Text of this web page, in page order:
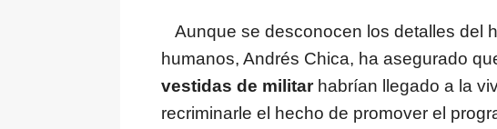
Aunque se desconocen los detalles del
humanos, Andrés Chica, ha asegurado
vestidas de militarhabrían llegado a la
recriminarle el hecho de promover el